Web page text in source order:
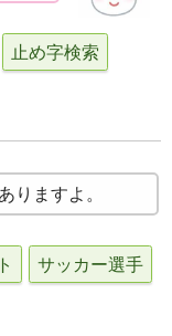
止め字検索
りますよ。
サッカー選手